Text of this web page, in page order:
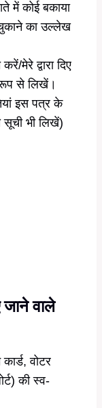
में कोई बकाया
चुकाने का उल्लेख
मेरे द्वारा दिए
रूप से लिखें।
इस पत्र के
सूची भी लिखें)
वाले
वोटर
की स्व-